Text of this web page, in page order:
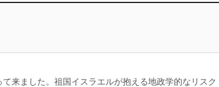
来ました。祖国イスラエルが抱える地政学的なリスク